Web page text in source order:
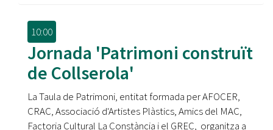
10:00
Jornada 'Patrimoni construït
de Collserola'
La Taula de Patrimoni, entitat formada per AFOCER,
CRAC, Associació d'Artistes Plàstics, Amics del MAC,
Factoria Cultural La Constància i el GREC, organitza a